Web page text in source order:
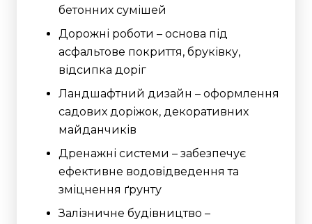
бетонних сумішей
Дорожні роботи – основа під
асфальтове покриття, бруківку,
відсипка доріг
Ландшафтний дизайн – оформлення
садових доріжок, декоративних
майданчиків
Дренажні системи – забезпечує
ефективне водовідведення та
зміцнення ґрунту
Залізничне будівництво –